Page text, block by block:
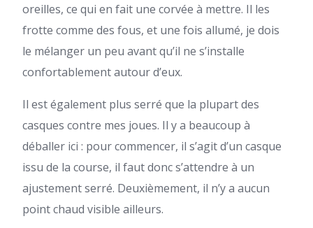
oreilles, ce qui en fait une corvée à mettre. Il les
frotte comme des fous, et une fois allumé, je dois
le mélanger un peu avant qu’il ne s’installe
confortablement autour d’eux.
Il est également plus serré que la plupart des
casques contre mes joues. Il y a beaucoup à
déballer ici : pour commencer, il s’agit d’un casque
issu de la course, il faut donc s’attendre à un
ajustement serré. Deuxièmement, il n’y a aucun
point chaud visible ailleurs.